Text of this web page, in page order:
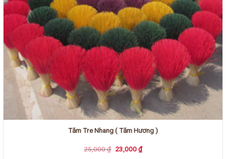
Tăm Tre Nhang ( Tăm Hương )
25,000₫ Giá
gốc
23,000₫Giá
hiện